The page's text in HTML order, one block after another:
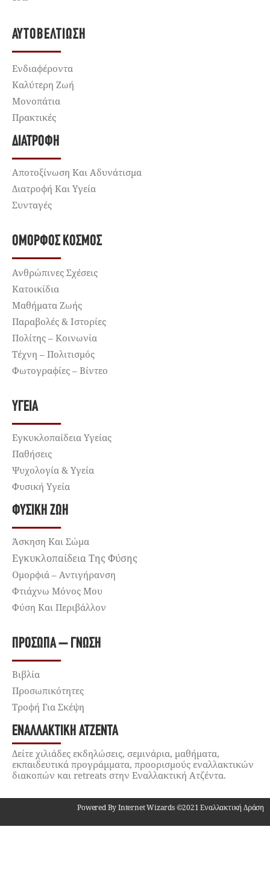
ΑΥΤΟΒΕΛΤΊΩΣΗ
Ενδιαφέροντα
Καλύτερη Ζωή
Μονοπάτια
Πρακτικές
ΔΙΑΤΡΟΦΉ
Αποτοξίνωση Και Αδυνάτισμα
Διατροφή Και Υγεία
Συνταγές
ΌΜΟΡΦΟΣ ΚΌΣΜΟΣ
Ανθρώπινες Σχέσεις
Κατοικίδια
Μαθήματα Ζωής
Παραβολές & Ιστορίες
Πολίτης – Κοινωνία
Τέχνη – Πολιτισμός
Φωτογραφίες – Βίντεο
ΥΓΕΊΑ
Εγκυκλοπαίδεια Υγείας
Παθήσεις
Ψυχολογία & Υγεία
Φυσική Υγεία
ΦΥΣΙΚΉ ΖΩΉ
Άσκηση Και Σώμα
Εγκυκλοπαίδεια Της Φύσης
Ομορφιά – Αντιγήρανση
Φτιάχνω Μόνος Μου
Φύση Και Περιβάλλον
ΠΡΌΣΩΠΑ – ΓΝΏΣΗ
Βιβλία
Προσωπικότητες
Τροφή Για Σκέψη
ΕΝΑΛΛΑΚΤΙΚΉ ΑΤΖΈΝΤΑ
Δείτε χιλιάδες εκδηλώσεις, σεμινάρια, μαθήματα,
εκπαιδευτικά προγράμματα, προορισμούς εναλλακτικών
διακοπών και retreats στην Εναλλακτική Ατζέντα.
Powered By Internet Wizards ©2021 Εναλλακτική Δράση